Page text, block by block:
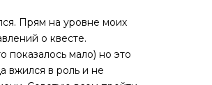
Прям на уровне моих
о квесте.
показалось мало) но это
вжился в роль и не